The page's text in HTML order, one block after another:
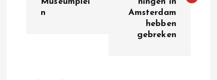
n
Amsterdam
hebben
gebreken